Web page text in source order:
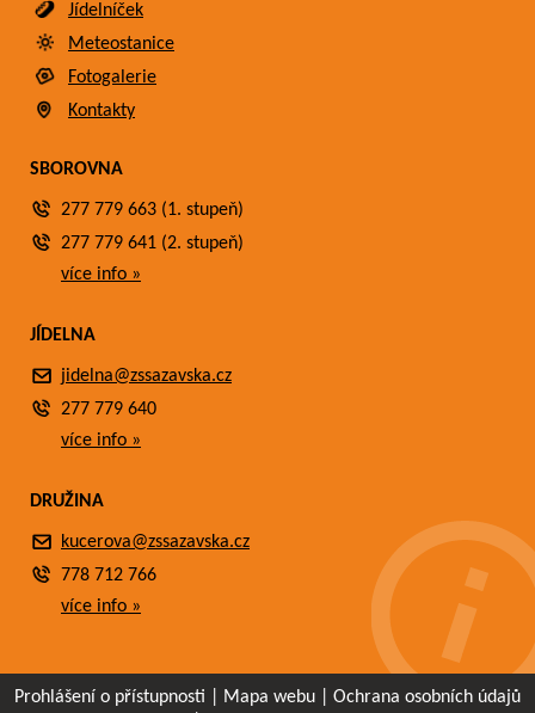
Jídelníček
Meteostanice
Fotogalerie
Kontakty
SBOROVNA
277 779 663 (1. stupeň)
277 779 641 (2. stupeň)
více info »
JÍDELNA
jidelna@zssazavska.cz
277 779 640
více info »
DRUŽINA
kucerova@zssazavska.cz
778 712 766
více info »
Prohlášení o přístupnosti Mapa webu
Ochrana osobních údajů